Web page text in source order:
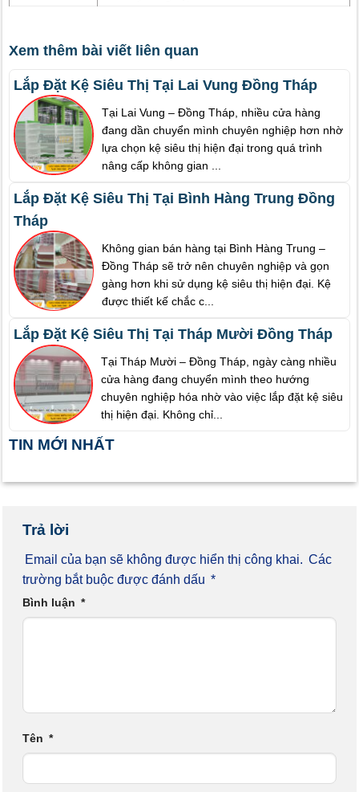
Xem thêm bài viết liên quan
Lắp Đặt Kệ Siêu Thị Tại Lai Vung Đồng Tháp
Tại Lai Vung – Đồng Tháp, nhiều cửa hàng
đang dần chuyển mình chuyên nghiệp hơn nhờ
lựa chọn kệ siêu thị hiện đại trong quá trình
nâng cấp không gian ...
Lắp Đặt Kệ Siêu Thị Tại Bình Hàng Trung Đồng
Tháp
Không gian bán hàng tại Bình Hàng Trung –
Đồng Tháp sẽ trở nên chuyên nghiệp và gọn
gàng hơn khi sử dụng kệ siêu thị hiện đại. Kệ
được thiết kế chắc c...
Lắp Đặt Kệ Siêu Thị Tại Tháp Mười Đồng Tháp
Tại Tháp Mười – Đồng Tháp, ngày càng nhiều
cửa hàng đang chuyển mình theo hướng
chuyên nghiệp hóa nhờ vào việc lắp đặt kệ siêu
thị hiện đại. Không chỉ...
TIN MỚI NHẤT
Trả lời
Email của bạn sẽ không được hiển thị công khai. Các
trường bắt buộc được đánh dấu *
Bình luận *
Tên *